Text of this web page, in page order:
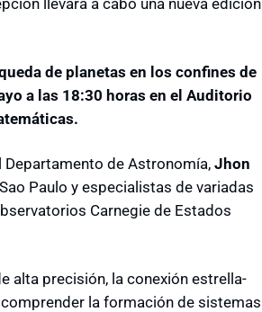
de planetas en los confines de
a las 18:30 horas en el Auditorio
de Astronomía, Jhon
Paulo y especialistas de variadas
Carnegie de Estados
alta precisión, la conexión estrella-
la formación de sistemas